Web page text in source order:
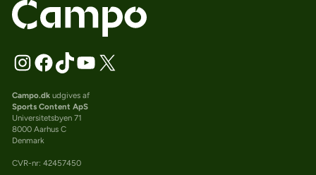
Campo.dkudgives af
Sports Content ApS
Universitetsbyen 71
8000 Aarhus C
Denmark
CVR-nr: 42457450